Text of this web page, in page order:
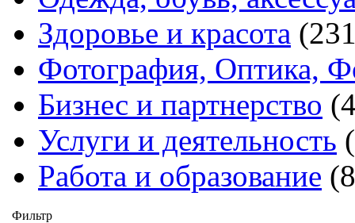
Здоровье и красота
Фотография, Оптика,
Бизнес и партнерство
Услуги и деятельность
Работа и образование
Фильтр